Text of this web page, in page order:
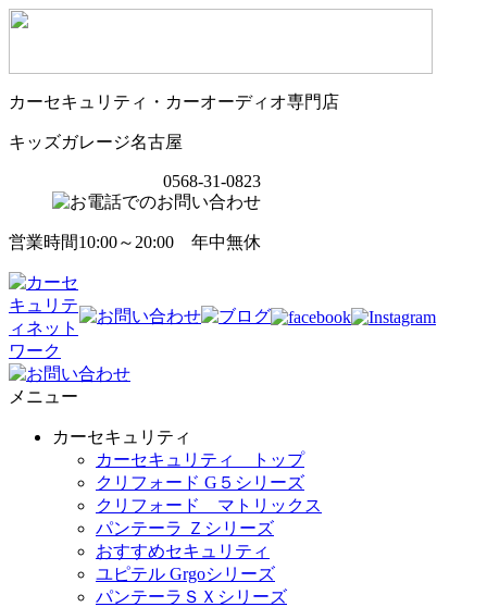
カーセキュリティ・カーオーディオ専門店
キッズガレージ名古屋
0568-31-0823
営業時間10:00～20:00 年中無休
メニュー
カーセキュリティ
カーセキュリティ トップ
クリフォード G５シリーズ
クリフォード マトリックス
パンテーラ Ｚシリーズ
おすすめセキュリティ
ユピテル Grgoシリーズ
パンテーラＳＸシリーズ